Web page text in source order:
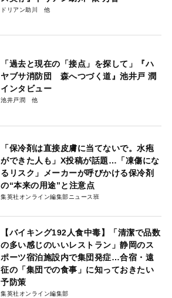
ドリアン助川
「過去と現在の「接点」を探して」『ハ
ヤブサ消防団 森へつづく道』池井戸 潤
インタビュー
池井戸潤
「保冷剤は直接皮膚に当てないで。水疱
ができた人も」X投稿が話題…「凍傷にな
るリスク」メーカーが呼びかける保冷剤
の“本来の用途”と注意点
集英社オンライン編集部ニュース班
【バイキング192人食中毒】「清潔で品数
の多い感じのいいレストラン」静岡のス
ポーツ宿泊施設内で集団発症…合宿・遠
征の「集団での食事」に知っておきたい
予防策
集英社オンライン編集部